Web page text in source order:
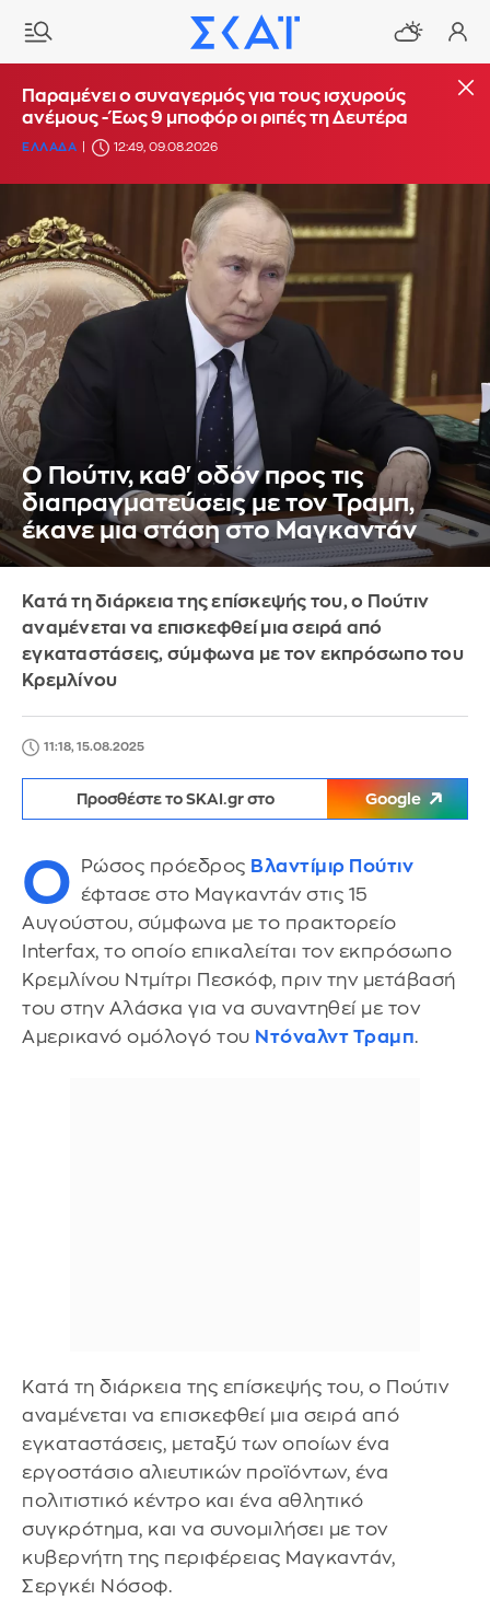
Παραμένει ο συναγερμός για τους ισχυρούς
ανέμους - Έως 9 μποφόρ οι ριπές τη Δευτέρα
ΕΛΛΑΔΑ 12:49, 09.08.2026
Ο Πούτιν, καθ' οδόν προς τις
διαπραγματεύσεις με τον Τραμπ,
έκανε μια στάση στο Μαγκαντάν
Κατά τη διάρκεια της επίσκεψής του, ο Πούτιν
αναμένεται να επισκεφθεί μια σειρά από
εγκαταστάσεις, σύμφωνα με τον εκπρόσωπο του
Κρεμλίνου
11:18, 15.08.2025
Προσθέστε το SKAI.gr στο Google
Ο Ρώσος πρόεδρος Βλαντίμιρ Πούτιν
έφτασε στο Μαγκαντάν στις 15
Αυγούστου, σύμφωνα με το πρακτορείο
Interfax, το οποίο επικαλείται τον εκπρόσωπο
Κρεμλίνου Ντμίτρι Πεσκόφ, πριν την μετάβασή
του στην Αλάσκα για να συναντηθεί με τον
Αμερικανό ομόλογό του Ντόναλντ Τραμπ.
Κατά τη διάρκεια της επίσκεψής του, ο Πούτιν
αναμένεται να επισκεφθεί μια σειρά από
εγκαταστάσεις, μεταξύ των οποίων ένα
εργοστάσιο αλιευτικών προϊόντων, ένα
πολιτιστικό κέντρο και ένα αθλητικό
συγκρότημα, και να συνομιλήσει με τον
κυβερνήτη της περιφέρειας Μαγκαντάν,
Σεργκέι Νόσοφ.